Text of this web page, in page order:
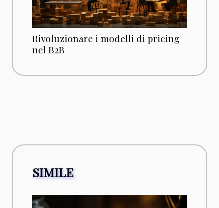
Rivoluzionare i modelli di pricing
nel B2B
SIMILE